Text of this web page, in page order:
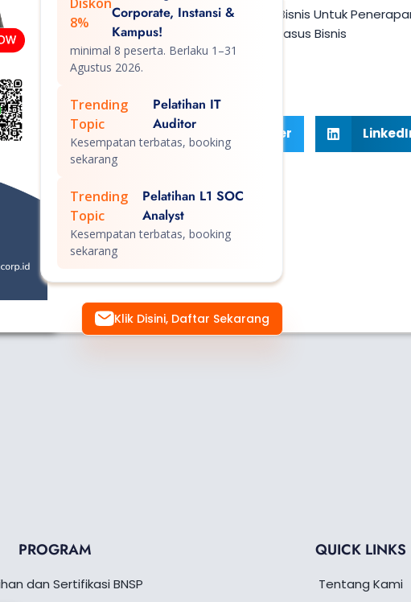
Mengimplementasikan Kasus Bisnis Untuk
Melakukan Internalisasi Solusi Kasus Bisnis
Facebook Twitter
PROGRAM
dan Sertifikasi BNSP
QUICK LINKS
Tentang Kami
8%
Corporate, Instansi &
Kampus!
minimal 8 peserta. Berlaku 1–31
Agustus 2026.
Trending
Topic
Pelatihan IT
Auditor
Kesempatan terbatas, booking
sekarang
Trending
Topic
Pelatihan L1 SOC
Analyst
Kesempatan terbatas, booking
sekarang
Klik Disini, Daftar Sekarang